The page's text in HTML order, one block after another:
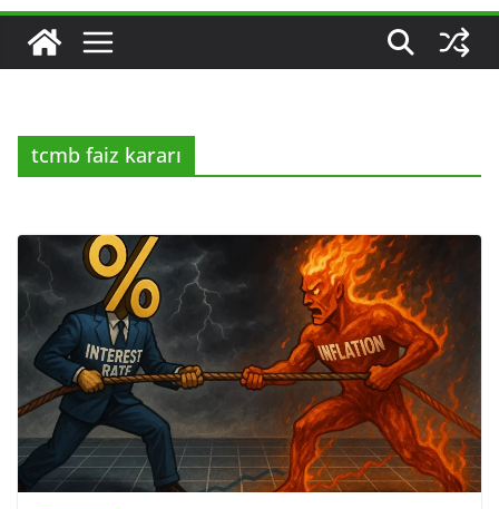
tcmb faiz kararı